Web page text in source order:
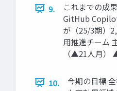
9.
これまでの成
GitHub
が（25/3期）
用推進チーム
（▲21人月
10.
今期の目標